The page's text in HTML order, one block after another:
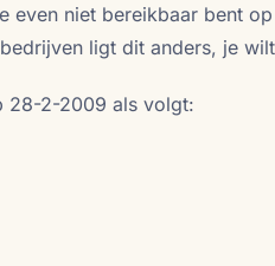
even niet bereikbaar bent
ligt dit anders, je
28-2-2009 als volgt: